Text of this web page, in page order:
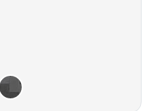
Carbone Noir